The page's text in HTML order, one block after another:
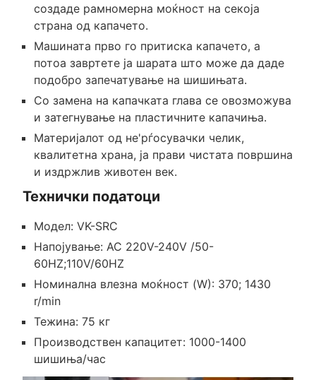
создаде рамномерна моќност на секоја
страна од капачето.
Машината прво го притиска капачето, а
потоа завртете ја шарата што може да даде
подобро запечатување на шишињата.
Со замена на капачката глава се овозможува
и затегнување на пластичните капачиња.
Материјалот од не'рѓосувачки челик,
квалитетна храна, ја прави чистата површина
и издржлив животен век.
Технички податоци
Модел: VK-SRC
Напојување: AC 220V-240V /50-
60HZ;110V/60HZ
Номинална влезна моќност (W): 370; 1430
r/min
Тежина: 75 кг
Производствен капацитет: 1000-1400
шишиња/час